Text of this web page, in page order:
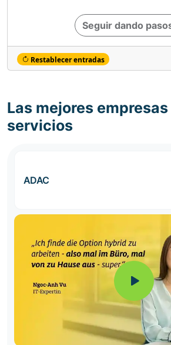
Seguir dando
Restablecer entradas
Las mejores
servicios
ADAC